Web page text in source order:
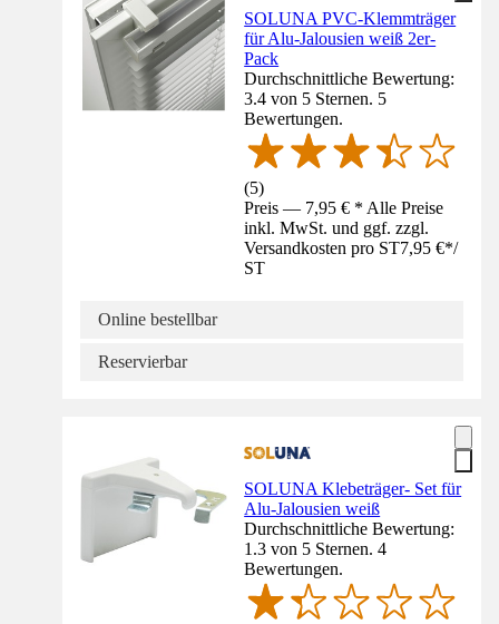
SOLUNA PVC-Klemmträger
für Alu-Jalousien weiß 2er-
Pack
Durchschnittliche Bewertung:
3.4 von 5 Sternen. 5
Bewertungen.
(5)
Preis — 7,95 € * Alle Preise
inkl. MwSt. und ggf. zzgl.
Versandkosten pro ST7,95 €*/
ST
Online bestellbar
Reservierbar
SOLUNA Klebeträger- Set für
Alu-Jalousien weiß
Durchschnittliche Bewertung:
1.3 von 5 Sternen. 4
Bewertungen.